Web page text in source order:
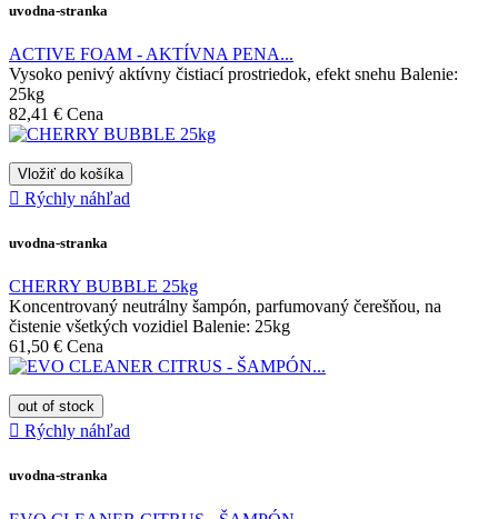
uvodna-stranka
ACTIVE FOAM - AKTÍVNA PENA...
Vysoko penivý aktívny čistiací prostriedok, efekt snehu Balenie:
25kg
82,41 € Cena
Vložiť do košíka
 Rýchly náhľad
uvodna-stranka
CHERRY BUBBLE 25kg
Koncentrovaný neutrálny šampón, parfumovaný čerešňou, na
čistenie všetkých vozidiel Balenie: 25kg
61,50 € Cena
out of stock
 Rýchly náhľad
uvodna-stranka